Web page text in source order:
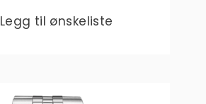
Legg til ønskeliste